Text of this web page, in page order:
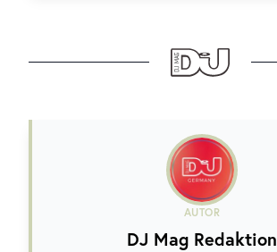
AUTOR
DJ Mag Redaktion